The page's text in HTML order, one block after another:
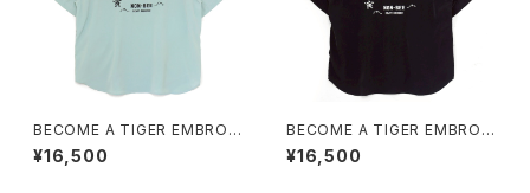
BECOME A TIGER EMBROI
DERED HALFSLEEVE SHIRT
S light-blue
¥16,500
BECOME A TIGER EMBROI
DERED HALFSLEEVE SHIRT
S black
¥16,500